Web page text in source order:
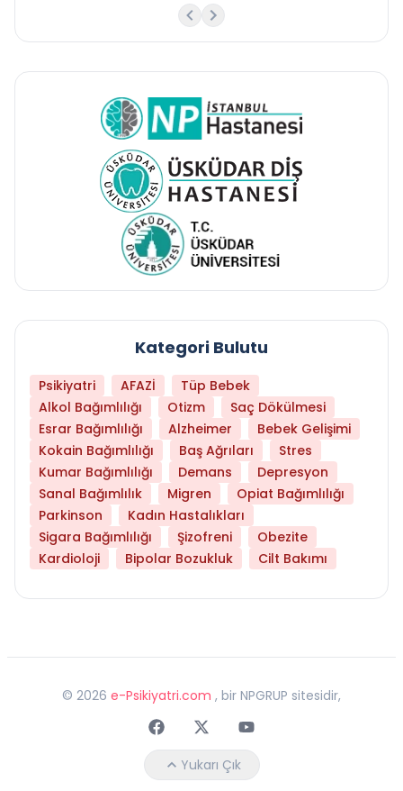
Kategori Bulutu
Psikiyatri AFAZİ
Tüp Bebek
Alkol Bağımlılığı
Otizm
Saç Dökülmesi
Esrar Bağımlılığı
Alzheimer
Bebek Gelişimi
Kokain Bağımlılığı
Baş Ağrıları
Stres
Kumar Bağımlılığı
Demans
Depresyon
Sanal Bağımlılık
Migren
Opiat Bağımlılığı
Parkinson
Kadın Hastalıkları
Sigara Bağımlılığı
Şizofreni
Obezite
Kardioloji
Bipolar Bozukluk Cilt Bakımı
© 2026 e-Psikiyatri.com , bir NPGRUP sitesidir,
FaceebokTwitterYoutube
Yukarı Çık